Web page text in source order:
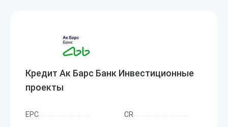
Кредит Ак Барс Банк Инвестиционные
проекты
EPC CR